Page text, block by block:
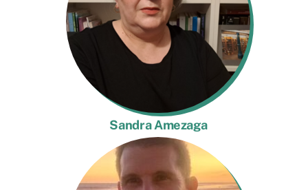
Sandra Amezaga